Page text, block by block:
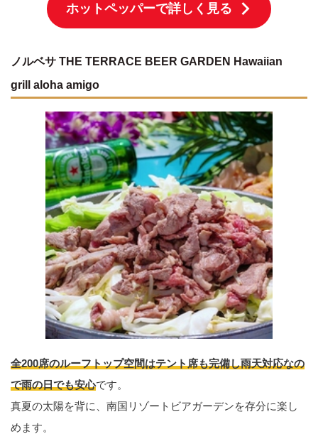
ホットペッパーで詳しく見る
ノルベサ THE TERRACE BEER GARDEN Hawaiian
grill aloha amigo
全200席のルーフトップ空間はテント席も完備し雨天対応なの
で雨の日でも安心です。
真夏の太陽を背に、南国リゾートビアガーデンを存分に楽し
めます。